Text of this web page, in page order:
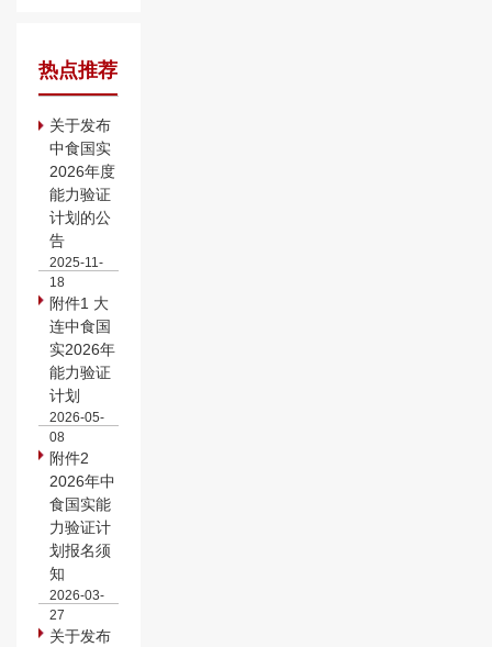
热点推荐
关于发布
中食国实
2026年度
能力验证
计划的公
告
2025-11-
18
附件1 大
连中食国
实2026年
能力验证
计划
2026-05-
08
附件2
2026年中
食国实能
力验证计
划报名须
知
2026-03-
27
关于发布